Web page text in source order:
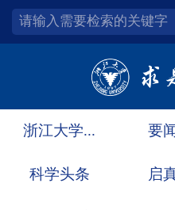
浙江大学... 要
科学头条 启